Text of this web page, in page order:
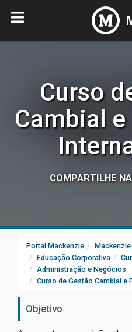
Curso
Cambial
COMPARTILHE
Portal Mackenzie
Educação Corporativa
Administração e Negócios
Curso de Gestão Cambial e
Objetivo